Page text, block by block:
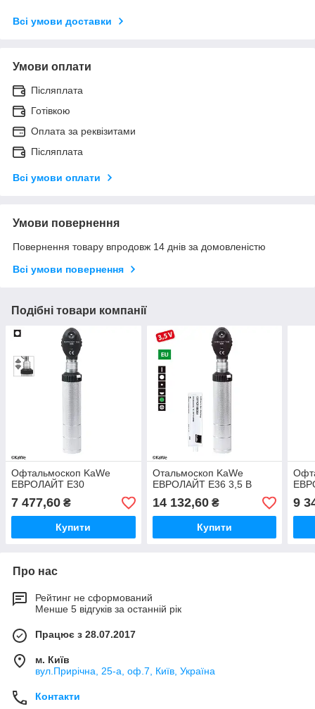
Всі умови доставки
Умови оплати
Післяплата
Готівкою
Оплата за реквізитами
Післяплата
Всі умови оплати
Умови повернення
Повернення товару впродовж 14 днів за домовленістю
Всі умови повернення
Подібні товари компанії
Офтальмоскоп KaWe
EВРОЛАЙТ E30
7 477,60 ₴
Купити
Отальмоскоп KaWe
EВРОЛАЙТ E36 3,5 В
14 132,60₴
Купити
9
Про нас
Рейтинг не сформований
Менше 5 відгуків за останній рік
Працює з 28.07.2017
м. Київ
вул.Прирічна, 25-а, оф.7, Київ, Україна
Контакти